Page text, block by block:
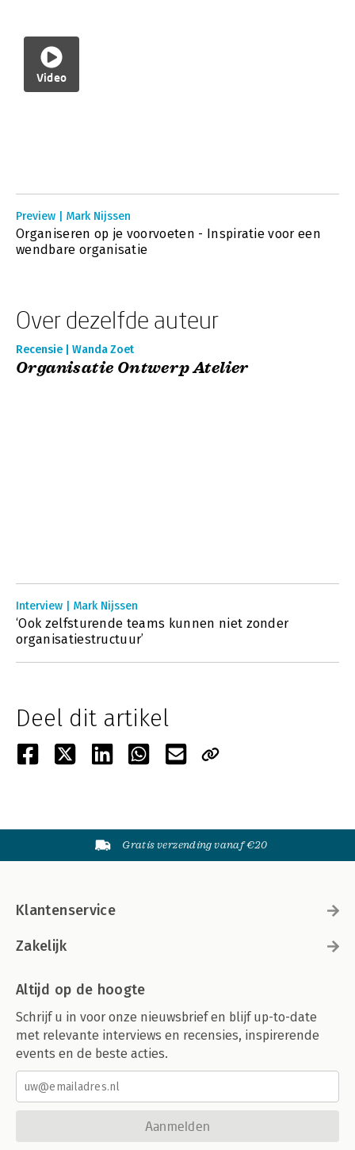
Video
Preview | Mark Nijssen
Organiseren op je voorvoeten - Inspiratie voor een
wendbare organisatie
Over dezelfde auteur
Recensie | Wanda Zoet
Organisatie Ontwerp Atelier
Interview | Mark Nijssen
‘Ook zelfsturende teams kunnen niet zonder
organisatiestructuur’
Deel dit artikel
Gratis verzending vanaf €20
Klantenservice
Zakelijk
Altijd op de hoogte
Schrijf u in voor onze nieuwsbrief en blijf up-to-date
met relevante interviews en recensies, inspirerende
events en de beste acties.
Aanmelden